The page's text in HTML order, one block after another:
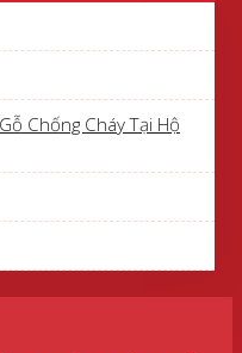
Chống Cháy Tại Hộ